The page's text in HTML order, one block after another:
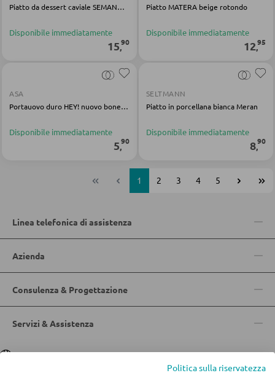
Lampade da scrivania
Sedie da ufficio
Piatto da dessert caviale SEMANA gres antracite lucido
Disponibile immediatamente
15,90
Piatto MATERA beige rotondo
Disponibile immediatamente
12,95
ASA
Portauovo duro HEY! nuovo bone china marrone
Disponibile immediatamente
5,90
SELTMANN
Piatto in porcellana bianca Meran
Disponibile immediatamente
8,90
1 2 3 4 5
Linea telefonica di assistenza
Azienda
Consulenza & Progettazione
Servizi & Assistenza
LinguaDeutsch|Italiano
Politica sulla riservatezza